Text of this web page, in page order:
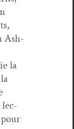
Ash­
la
lec­